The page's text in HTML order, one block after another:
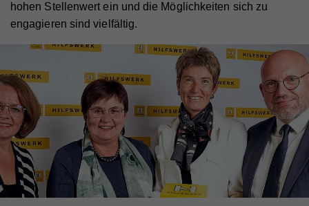
hohen Stellenwert ein und die Möglichkeiten sich zu
engagieren sind vielfältig.